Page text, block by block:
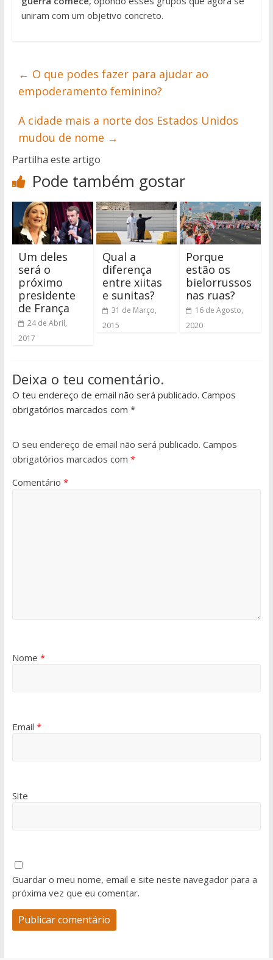
uniram com um objetivo concreto.
← O que podes fazer para ajudar ao
empoderamento feminino?
A cidade mais a norte dos Estados Unidos
mudou de nome →
Partilha este artigo
Pode também gostar
Um deles
será o
próximo
presidente
de França
24 de Abril,
2017
Qual a
diferença
entre xiitas
e sunitas?
31 de Março,
2015
Porque
estão os
bielorrussos
nas ruas?
16 de Agosto,
2020
Deixa o teu comentário.
O teu endereço de email não será publicado. Campos
obrigatórios marcados com *
O seu endereço de email não será publicado. Campos
obrigatórios marcados com *
Comentário *
Nome *
Email *
Site
Guardar o meu nome, email e site neste navegador para a
próxima vez que eu comentar.